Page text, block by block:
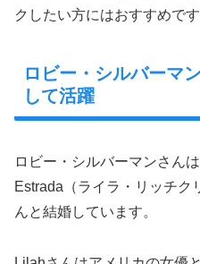
クしたい方にはおすすめです
ロビー・シルバーマ
して活躍
ロビー・シルバーマンさん
Estrada（ライラ・リッチク
んと結婚しています。